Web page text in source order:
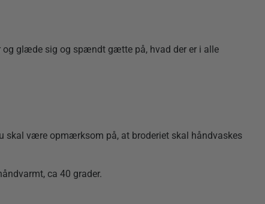
og glæde sig og spændt gætte på, hvad der er i alle
skal være opmærksom på, at broderiet skal håndvaskes
ca 40 grader.